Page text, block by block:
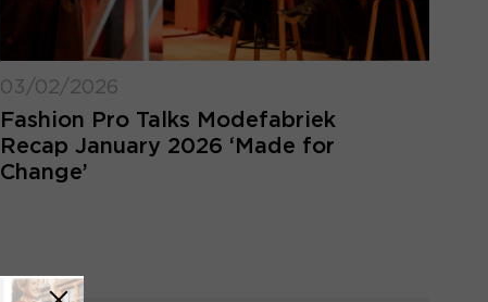
03/02/2026
Fashion Pro Talks Modefabriek
Recap January 2026 ‘Made for
Change’